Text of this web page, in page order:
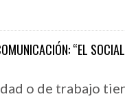
“EL SOCIAL
o de trabajo